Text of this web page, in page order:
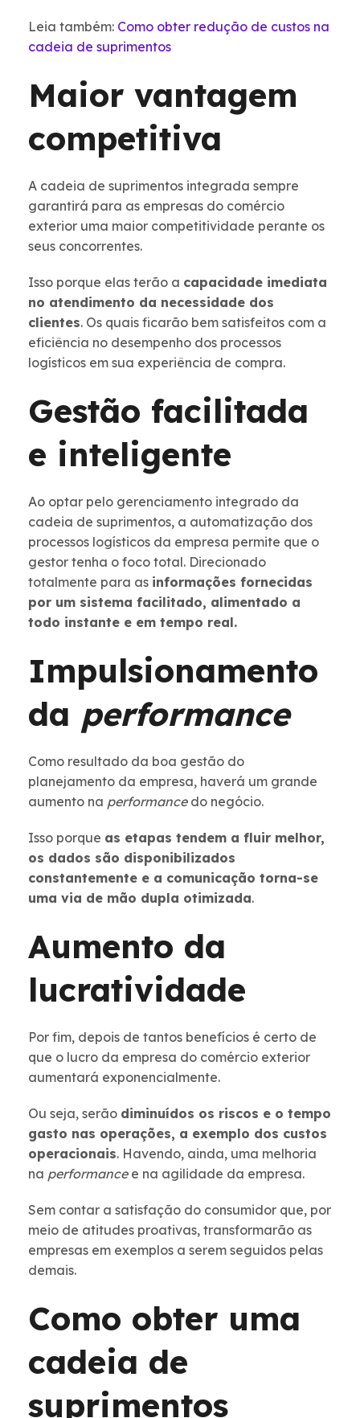
Leia também: Como obter redução de custos na
cadeia de suprimentos
Maior vantagem
competitiva
A cadeia de suprimentos integrada sempre
garantirá para as empresas do comércio
exterior uma maior competitividade perante os
seus concorrentes.
Isso porque elas terão a capacidade imediata
no atendimento da necessidade dos
clientes. Os quais ficarão bem satisfeitos com a
eficiência no desempenho dos processos
logísticos em sua experiência de compra.
Gestão facilitada
e inteligente
Ao optar pelo gerenciamento integrado da
cadeia de suprimentos, a automatização dos
processos logísticos da empresa permite que o
gestor tenha o foco total. Direcionado
totalmente para as informações fornecidas
por um sistema facilitado, alimentado a
todo instante e em tempo real.
Impulsionamento
da performance
Como resultado da boa gestão do
planejamento da empresa, haverá um grande
aumento na performance do negócio.
Isso porque as etapas tendem a fluir melhor,
os dados são disponibilizados
constantemente e a comunicação torna-se
uma via de mão dupla otimizada.
Aumento da
lucratividade
Por fim, depois de tantos benefícios é certo de
que o lucro da empresa do comércio exterior
aumentará exponencialmente.
Ou seja, serão diminuídos os riscos e o tempo
gasto nas operações, a exemplo dos custos
operacionais. Havendo, ainda, uma melhoria
na performance e na agilidade da empresa.
Sem contar a satisfação do consumidor que, por
meio de atitudes proativas, transformarão as
empresas em exemplos a serem seguidos pelas
demais.
Como obter uma
cadeia de
suprimentos